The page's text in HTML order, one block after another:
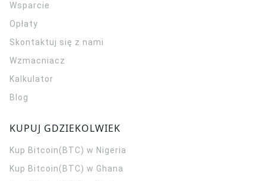
Wsparcie
Opłaty
Skontaktuj się z nami
Wzmacniacz
Kalkulator
Blog
KUPUJ GDZIEKOLWIEK
Kup Bitcoin(BTC) w Nigeria
Kup Bitcoin(BTC) w Ghana